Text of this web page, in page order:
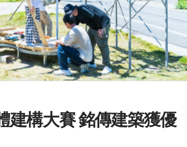
建構大賽 銘傳建築獲優